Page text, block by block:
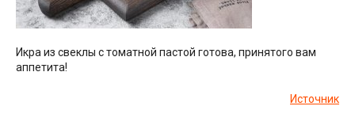
Икра из свеклы с томатной пастой готова, принятого вам
аппетита!
Источник